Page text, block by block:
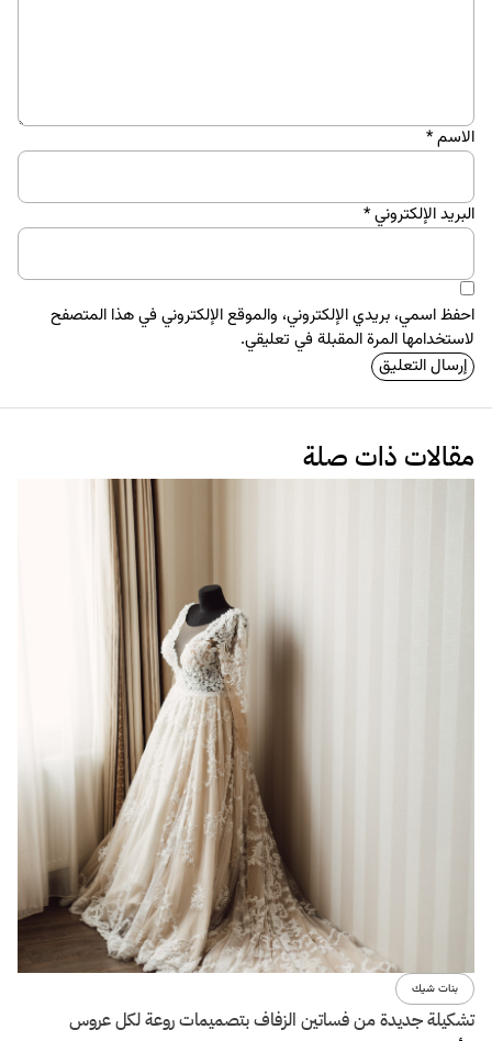
الاسم*
البريد الإلكتروني*
احفظ اسمي، بريدي الإلكتروني، والموقع الإلكتروني في هذا المتصفح
لاستخدامها المرة المقبلة في تعليقي.
مقالات ذات صلة
بنات شيك
تشكيلة جديدة من فساتين الزفاف بتصميمات روعة لكل عروس